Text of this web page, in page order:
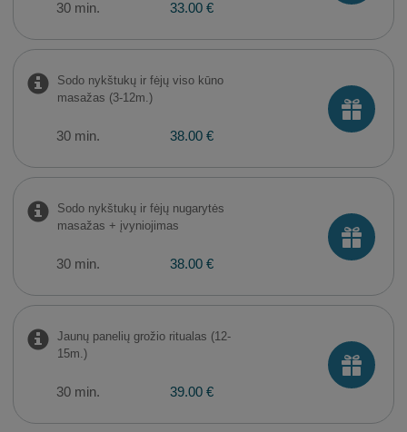
30 min. 33.00 €
Sodo nykštukų ir fėjų viso kūno
masažas (3-12m.)
30 min. 38.00 €
Sodo nykštukų ir fėjų nugarytės
masažas + įvyniojimas
30 min. 38.00 €
Jaunų panelių grožio ritualas (12-
15m.)
30 min. 39.00 €